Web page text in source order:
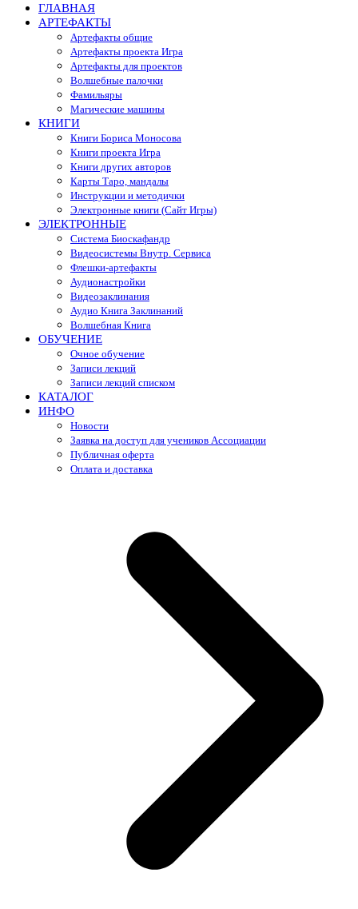
ГЛАВНАЯ
АРТЕФАКТЫ
Артефакты общие
Артефакты проекта Игра
Артефакты для проектов
Волшебные палочки
Фамильяры
Магические машины
КНИГИ
Книги Бориса Моносова
Книги проекта Игра
Книги других авторов
Карты Таро, мандалы
Инструкции и методички
Электронные книги (Сайт Игры)
ЭЛЕКТРОННЫЕ
Система Биоскафандр
Видеосистемы Внутр. Сервиса
Флешки-артефакты
Аудионастройки
Видеозаклинания
Аудио Книга Заклинаний
Волшебная Книга
ОБУЧЕНИЕ
Очное обучение
Записи лекций
Записи лекций списком
КАТАЛОГ
ИНФО
Новости
Заявка на доступ для учеников Ассоциации
Публичная оферта
Оплата и доставка